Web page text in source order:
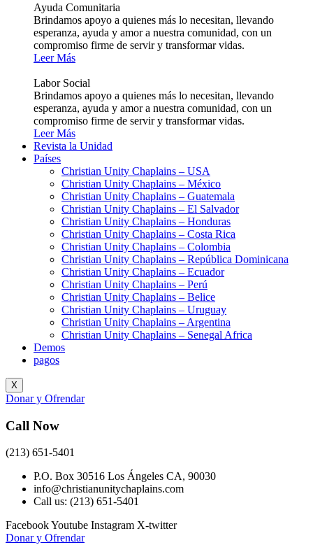
Ayuda Comunitaria
Brindamos apoyo a quienes más lo necesitan, llevando
esperanza, ayuda y amor a nuestra comunidad, con un
compromiso firme de servir y transformar vidas.
Leer Más
Labor Social
Brindamos apoyo a quienes más lo necesitan, llevando
esperanza, ayuda y amor a nuestra comunidad, con un
compromiso firme de servir y transformar vidas.
Leer Más
Revista la Unidad
Países
Christian Unity Chaplains – USA
Christian Unity Chaplains – México
Christian Unity Chaplains – Guatemala
Christian Unity Chaplains – El Salvador
Christian Unity Chaplains – Honduras
Christian Unity Chaplains – Costa Rica
Christian Unity Chaplains – Colombia
Christian Unity Chaplains – República Dominicana
Christian Unity Chaplains – Ecuador
Christian Unity Chaplains – Perú
Christian Unity Chaplains – Belice
Christian Unity Chaplains – Uruguay
Christian Unity Chaplains – Argentina
Christian Unity Chaplains – Senegal Africa
Demos
pagos
X
Donar y Ofrendar
Call Now
(213) 651-5401
P.O. Box 30516 Los Ángeles CA, 90030
info@christianunitychaplains.com
Call us: (213) 651-5401
FacebookYoutube Instagram X-twitter
Donar y Ofrendar